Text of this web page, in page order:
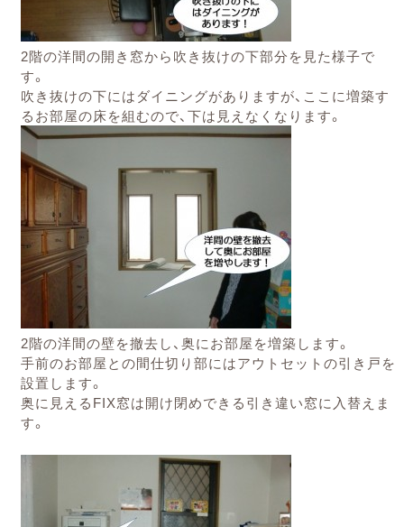
2階の洋間の開き窓から吹き抜けの下部分を見た様子で
す。
吹き抜けの下にはダイニングがありますが、ここに増築す
るお部屋の床を組むので、下は見えなくなります。
2階の洋間の壁を撤去し、奥にお部屋を増築します。
手前のお部屋との間仕切り部にはアウトセットの引き戸を
設置します。
奥に見えるFIX窓は開け閉めできる引き違い窓に入替えま
す。